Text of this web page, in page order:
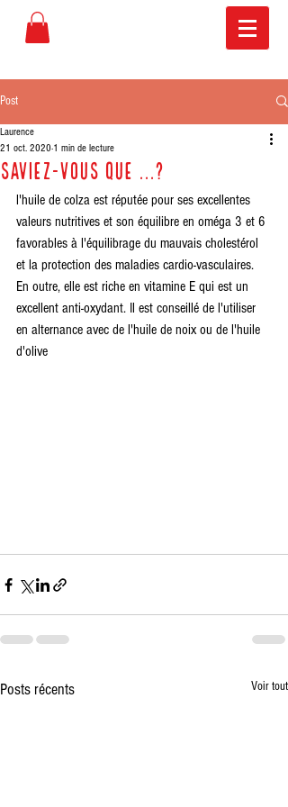
Post
Saviez-vous que ...?
Laurence
21 oct. 2020 1 min de lecture
l'huile de colza est réputée pour ses excellentes
valeurs nutritives et son équilibre en oméga 3 et 6
favorables à l'équilibrage du mauvais cholestérol
et la protection des maladies cardio-vasculaires.
En outre, elle est riche en vitamine E qui est un
excellent anti-oxydant. Il est conseillé de l'utiliser
en alternance avec de l'huile de noix ou de l'huile
d'olive
Posts récents Voir tout